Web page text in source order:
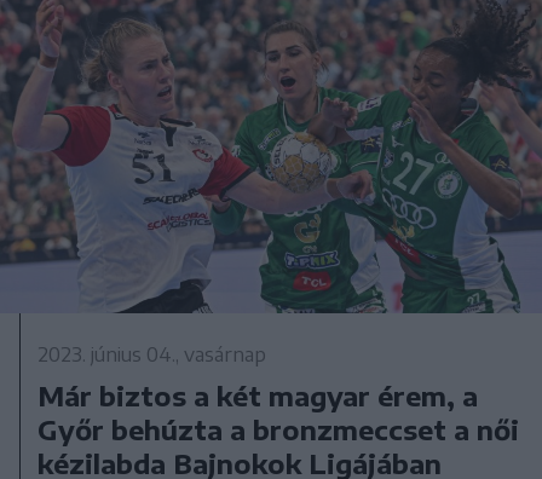
2023. június 04., vasárnap
Már biztos a két magyar érem, a
Győr behúzta a bronzmeccset a női
kézilabda Bajnokok Ligájában